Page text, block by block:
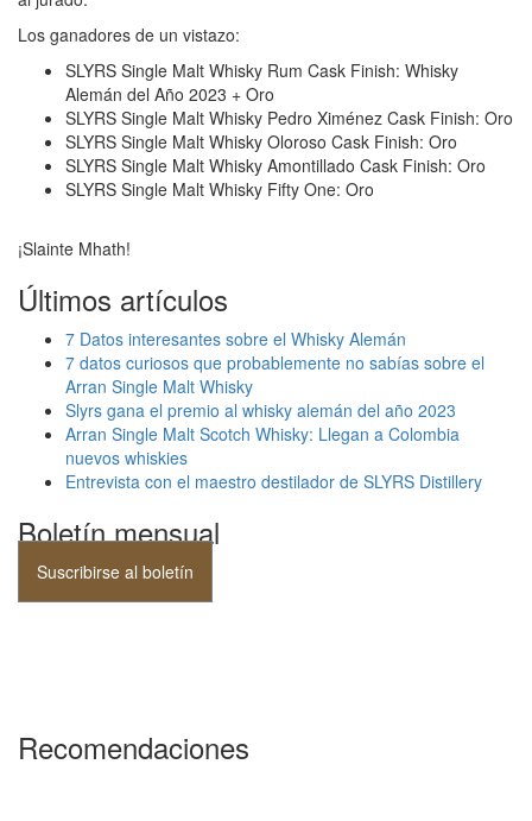
Los ganadores de un vistazo:
SLYRS Single Malt Whisky Rum Cask Finish: Whisky
Alemán del Año 2023 + Oro
SLYRS Single Malt Whisky Pedro Ximénez Cask Finish: Oro
SLYRS Single Malt Whisky Oloroso Cask Finish: Oro
SLYRS Single Malt Whisky Amontillado Cask Finish: Oro
SLYRS Single Malt Whisky Fifty One: Oro
¡Slainte Mhath!
Últimos artículos
7 Datos interesantes sobre el Whisky Alemán
7 datos curiosos que probablemente no sabías sobre el
Arran Single Malt Whisky
Slyrs gana el premio al whisky alemán del año 2023
Arran Single Malt Scotch Whisky: Llegan a Colombia
nuevos whiskies
Entrevista con el maestro destilador de SLYRS Distillery
Boletín mensual
Suscribirse al boletín
Recomendaciones